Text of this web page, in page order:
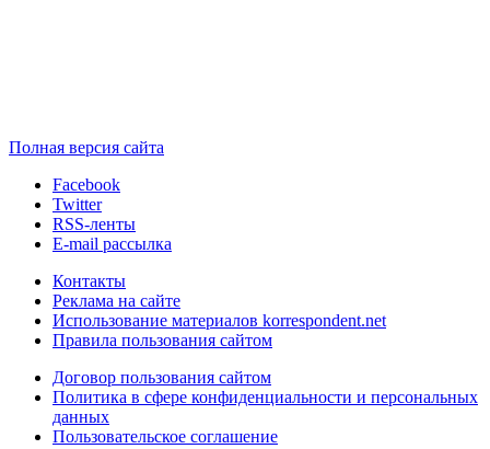
Полная версия сайта
Facebook
Twitter
RSS-ленты
E-mail рассылка
Контакты
Реклама на сайте
Использование материалов korrespondent.net
Правила пользования сайтом
Договор пользования сайтом
Политика в сфере конфиденциальности и персональных
данных
Пользовательское соглашение